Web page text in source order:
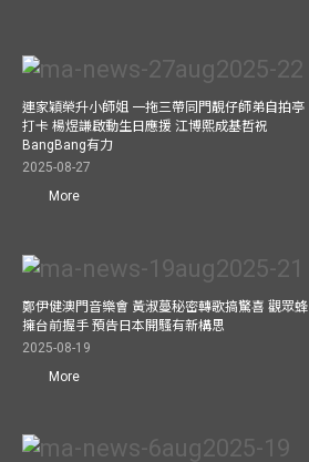
連家穎榮升小師姐 一拖三帶同門靚仔師弟自拍亭
打卡 楊煜謙啟動生日應援 江博熙成基哲祝
BangBang有力
2025-08-27
More
鄭伊健澳門音樂會 黃淑蔓秘密轉歌搞驚喜 觀眾蜂
擁台前握手 預告日本開騷有新構思
2025-08-19
More